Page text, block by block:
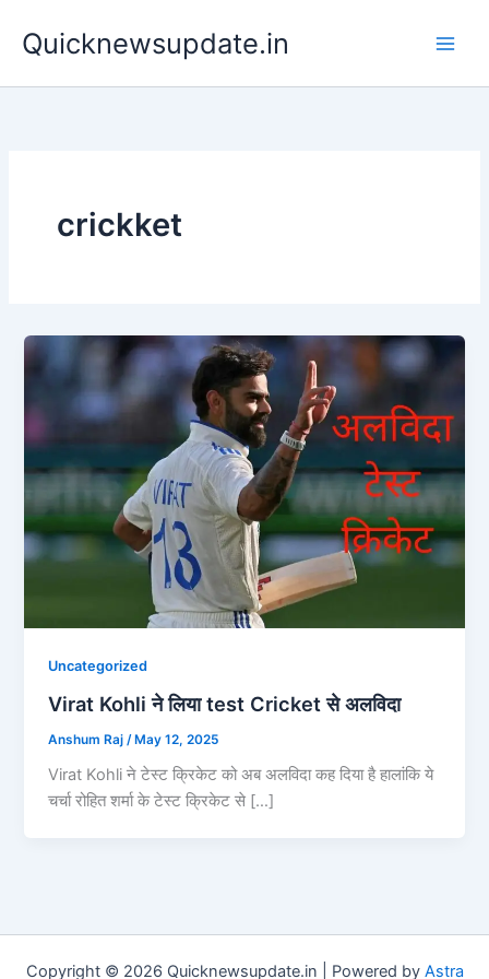
Quicknewsupdate.in
crickket
Uncategorized
Virat Kohli ने लिया test Cricket से अलविदा
Anshum Raj /May 12, 2025
Virat Kohli ने टेस्ट क्रिकेट को अब अलविदा कह दिया है हालांकि ये
चर्चा रोहित शर्मा के टेस्ट क्रिकेट से […]
Copyright © 2026 Quicknewsupdate.in | Powered by Astra